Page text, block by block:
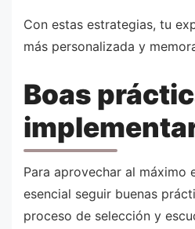
Con estas estrategias, tu
más personalizada y
Boas
Para aprovechar al máximo
esencial seguir buenas
proceso de selección y